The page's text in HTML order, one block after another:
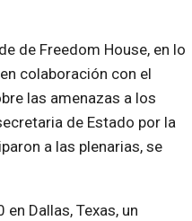
de Freedom House, en lo
colaboración con el
las amenazas a los
de Estado por la
a las plenarias, se
Dallas, Texas, un